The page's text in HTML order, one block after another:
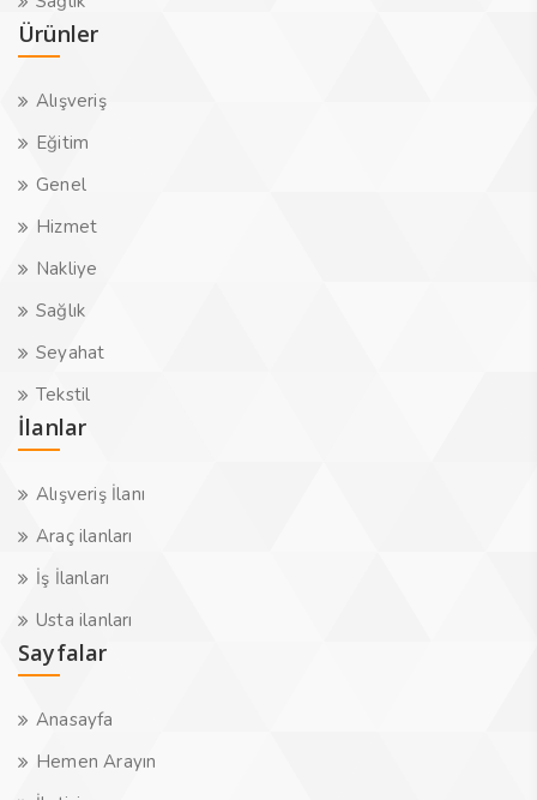
Ürünler
Alışveriş
Eğitim
Genel
Hizmet
Nakliye
Sağlık
Seyahat
Tekstil
İlanlar
Alışveriş İlanı
Araç ilanları
İş İlanları
Usta ilanları
Sayfalar
Anasayfa
Hemen Arayın